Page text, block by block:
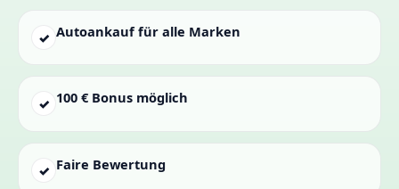
✓ Autoankauf für alle Marken
✓ 100 € Bonus möglich
✓ Faire Bewertung